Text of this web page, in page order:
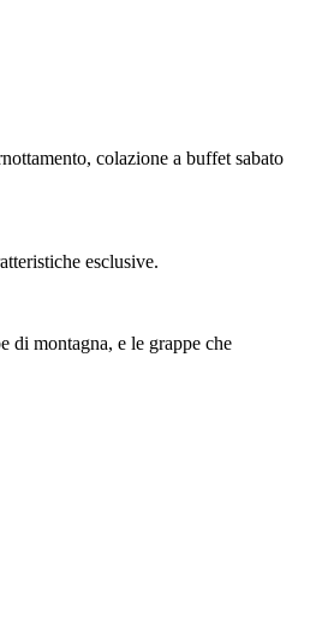
colazione a buffet sabato
esclusive.
di montagna, e le grappe che